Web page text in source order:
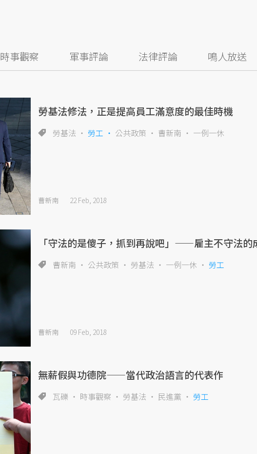
時事觀察 軍事評論 法律評論 鳴人放送
勞基法修法，正是提高員工滿意度的最佳時機
勞基法 勞工 公共政策 曹新南 一例一休
曹新南 22 Feb, 2018
「守法的是傻子，抓到再說吧」——雇主不守法的
曹新南 公共政策 勞基法 一例一休 勞工
曹新南 09 Feb, 2018
無薪假與功德院——當代政治語言的代表作
瓦礫 時事觀察 勞基法 民進黨 勞工